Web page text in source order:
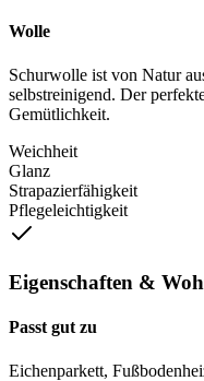
Wolle
Schurwolle ist von Natur
selbstreinigend. Der
Gemütlichkeit.
Weichheit
Glanz
Strapazierfähigkeit
Pflegeleichtigkeit
Eigenschaften &
Passt gut zu
Eichenparkett,